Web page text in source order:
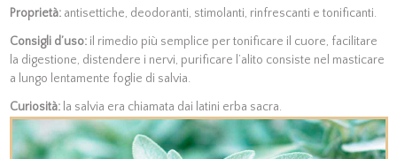
Proprietà:antisettiche, deodoranti, stimolanti, rinfrescanti e tonificanti.
Consigli d’uso: il rimedio più semplice per tonificare il cuore, facilitare
la digestione, distendere i nervi, purificare l’alito consiste nel masticare
a lungo lentamente foglie di salvia.
Curiosità: la salvia era chiamata dai latini erba sacra.